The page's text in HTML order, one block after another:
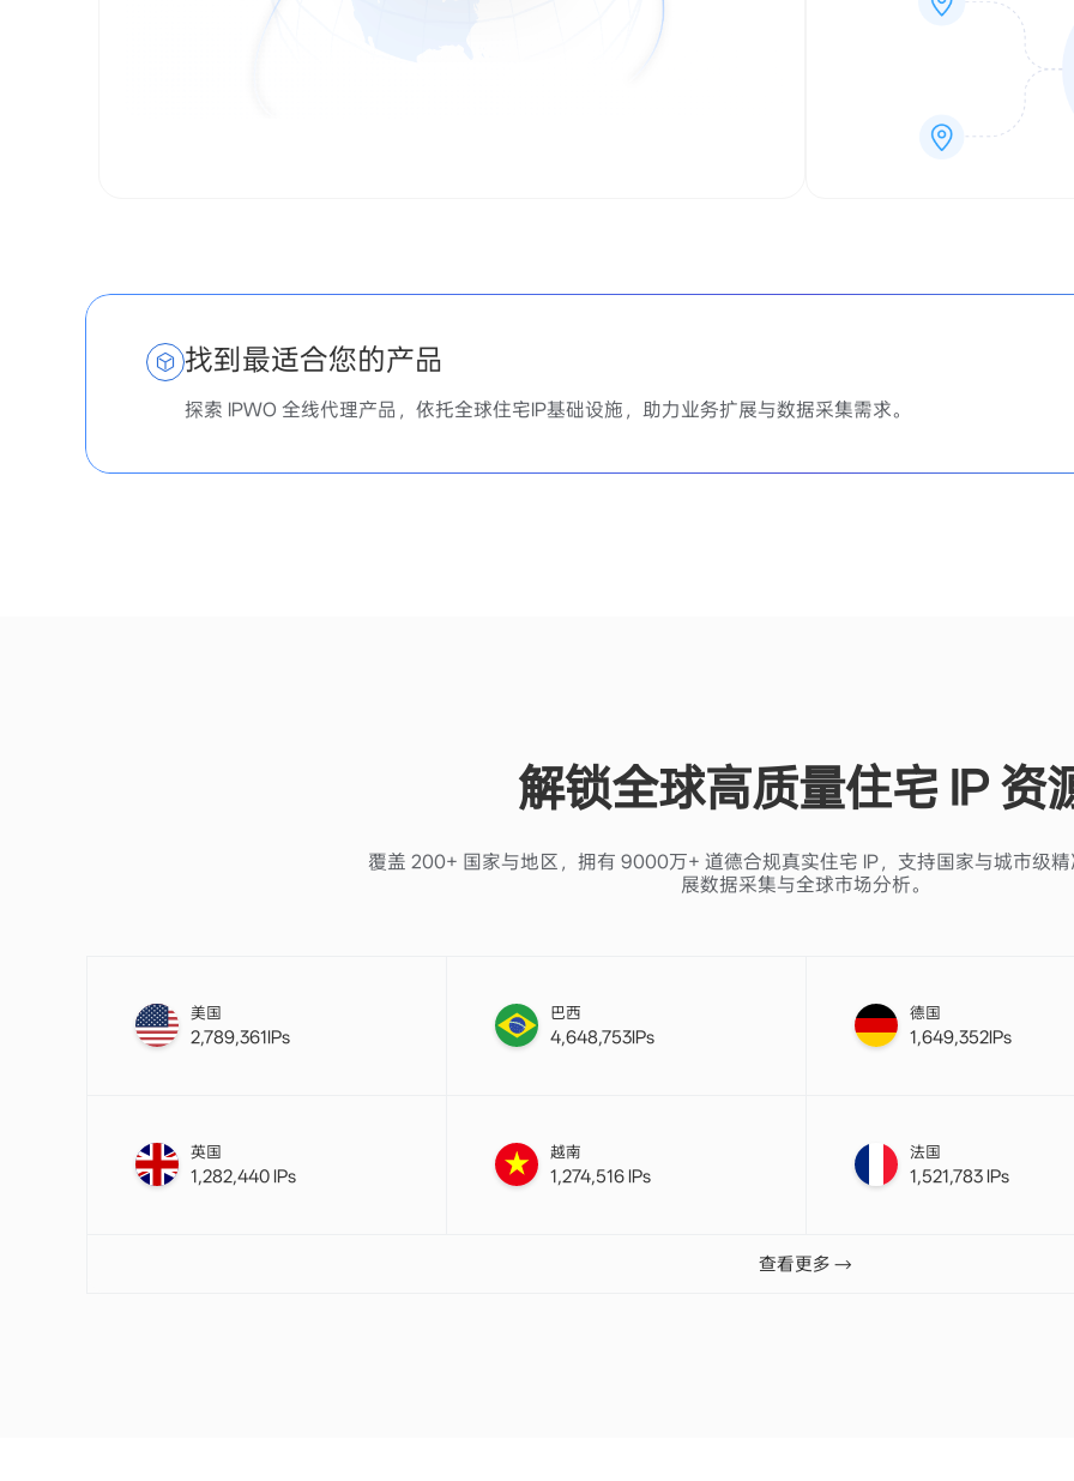
找到最适合您的产品
探索 IPWO 全线代理产品，依托全球住宅IP基础设施，助力业务扩展与数据采集需求。
解锁全球高质量住宅 IP 资
覆盖 200+ 国家与地区，拥有 9000万+ 道德合规真实住宅 IP，支持国家与城市级
展数据采集与全球市场分析。
美国
2,789,361IPs
巴西
4,648,753IPs
德国
1,649,352IPs
英国
1,282,440 IPs
越南
1,274,516 IPs
法国
1,521,783 IPs
查看更多 →